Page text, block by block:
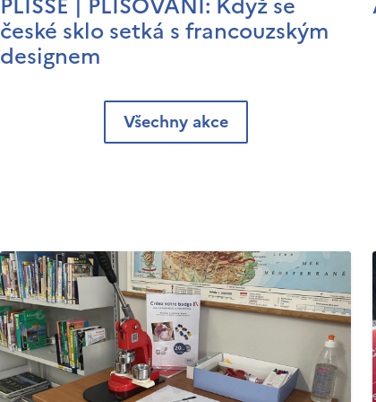
české sklo setká s francouzským
designem
Všechny akce